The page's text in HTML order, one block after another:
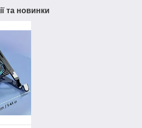
та новинки